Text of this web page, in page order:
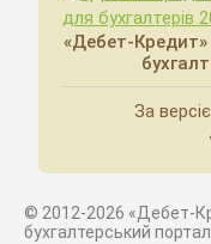
«Дебет-
За
© 2012-2026 «Дебет-
бухгалтерський портал.